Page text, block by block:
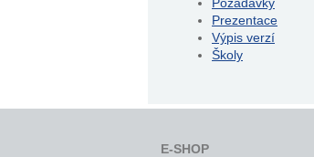
Prezentace
Výpis verzí
Školy
E-SHOP